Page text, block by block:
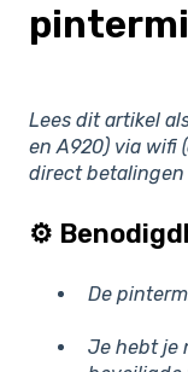
Lees dit artikel
en A920) via wifi
direct betalingen
⚙️
De
Je hebt je